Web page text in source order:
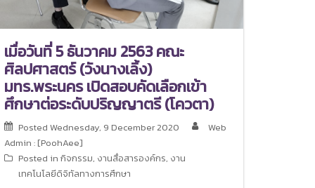
เมื่อวันที่ 5 ธันวาคม 2563 คณะ
ศิลปศาสตร์ (วังนางเลิ้ง)
มทร.พระนคร เปิดสอบคัดเลือกเข้า
ศึกษาต่อระดับปริญญาตรี (โควตา)
Posted Wednesday, 9 December 2020
Web
Admin : [PoohAee]
Posted in กิจกรรม, งานสื่อสารองค์กร, งาน
เทคโนโลยีดิจิทัลทางการศึกษา